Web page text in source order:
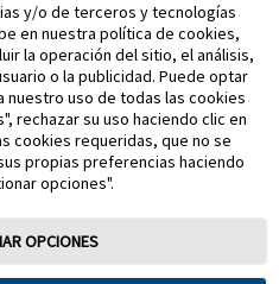
y/o de terceros y tecnologías
en nuestra política de cookies,
la operación del sitio, el análisis,
o la publicidad. Puede optar
nuestro uso de todas las cookies
rechazar su uso haciendo clic en
cookies requeridas, que no se
propias preferencias haciendo
opciones".
OPCIONES